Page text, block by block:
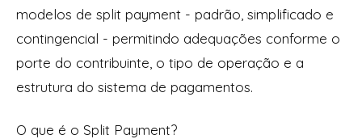
modelos de split payment - padrão, simplificado e
contingencial - permitindo adequações conforme o
porte do contribuinte, o tipo de operação e a
estrutura do sistema de pagamentos.
O que é o Split Payment?